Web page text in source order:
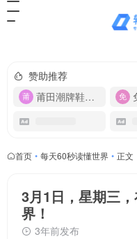
赞助推荐
莆田潮牌鞋服-货源
首页 • 每天60秒读懂世界 • 正文
3月1日，星期三
界！
3年前发布